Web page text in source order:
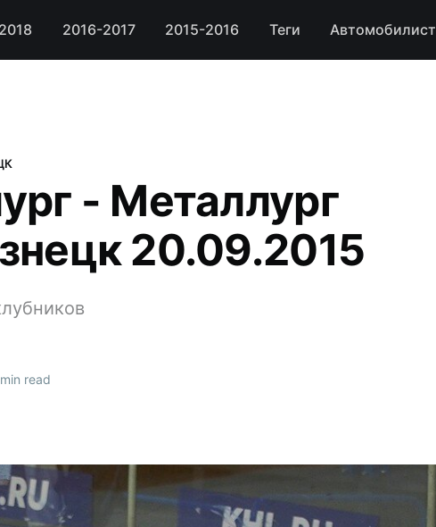
2016-2017 2015-2016 Теги Автомобилист
- Металлург
20.09.2015
read